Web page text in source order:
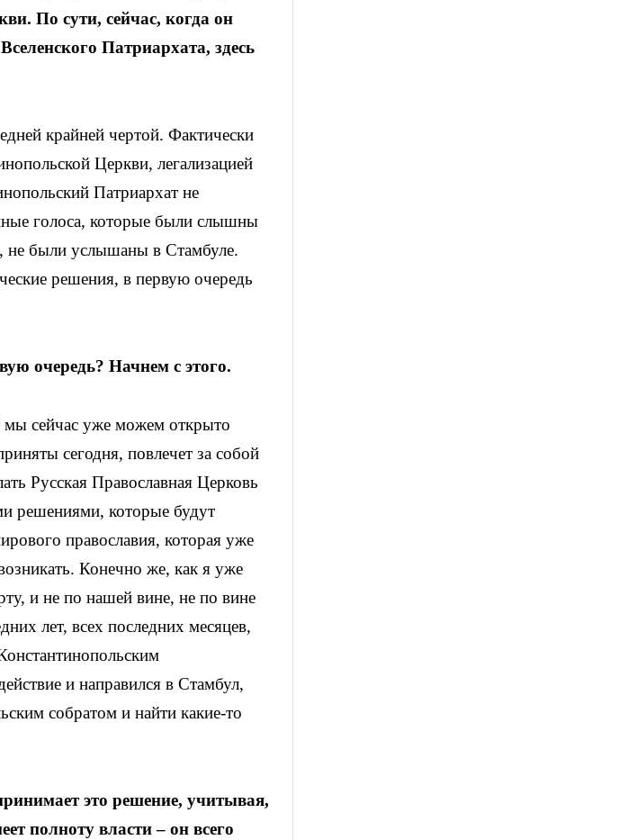
По сути, сейчас, когда он
Патриархата, здесь
крайней чертой. Фактически
Церкви, легализацией
Патриархат не
голоса, которые были слышны
не были услышаны в Стамбуле.
решения, в первую очередь
очередь? Начнем с этого.
мы сейчас уже можем открыто
сегодня, повлечет за собой
Русская Православная Церковь
решениями, которые будут
православия, которая уже
Конечно же, как я уже
и не по нашей вине, не по вине
лет, всех последних месяцев,
и направился в Стамбул,
собратом и найти какие-то
это решение, учитывая,
полноту власти – он всего